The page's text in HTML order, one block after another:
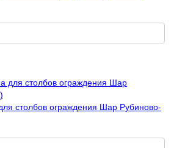
столбов ограждения Шар Рубиново-